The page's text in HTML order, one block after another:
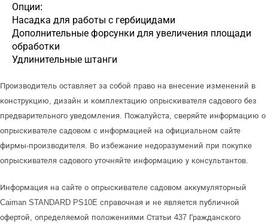
Опции:
Насадка для работы с гербицидами
Дополнительные форсунки для увеличения площади
обработки
Удлинительные штанги
Производитель оставляет за собой право на внесение изменений в
конструкцию, дизайн и комплектацию опрыскивателя садового без
предварительного уведомления. Пожалуйста, сверяйте информацию о
опрыскивателе садовом с информацией на официальном сайте
фирмы-производителя. Во избежание недоразумений при покупке
опрыскивателя садового уточняйте информацию у консультантов.
Информация на сайте о опрыскивателе садовом аккумуляторный
Caiman STANDARD PS10E справочная и не является публичной
офертой, определяемой положениями Статьи 437 Гражданского